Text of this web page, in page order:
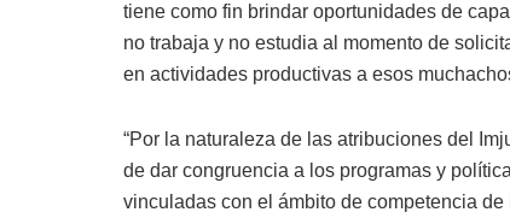
tiene como fin brindar oportunidades de
no trabaja y no estudia al momento de
en actividades productivas a esos
“Por la naturaleza de las atribuciones del
de dar congruencia a los programas y
vinculadas con el ámbito de competencia